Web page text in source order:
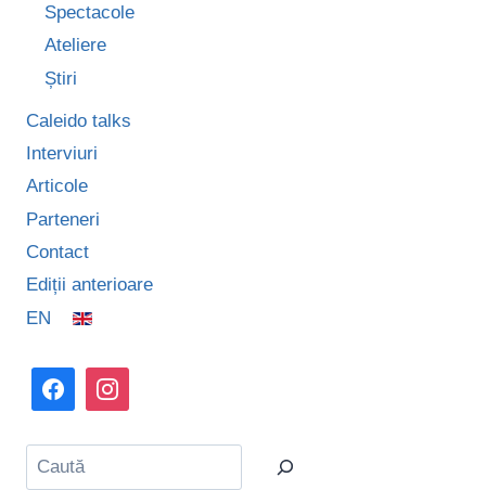
Spectacole
Ateliere
Știri
Caleido talks
Interviuri
Articole
Parteneri
Contact
Ediții anterioare
EN
Caută